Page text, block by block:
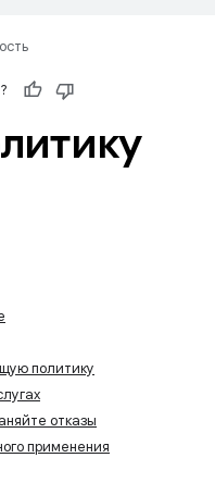
политику
отказы
применения